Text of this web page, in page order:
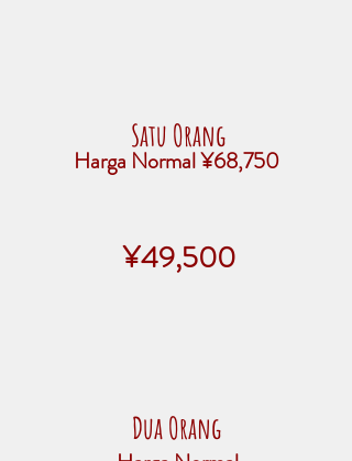
Satu Orang
Harga Normal ¥68,750
¥49,500
Dua Orang